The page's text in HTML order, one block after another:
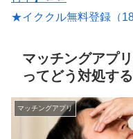
★イククル無料登録（18
恋愛マッチング ワクワ
マッチングアプ
ってどう対処す
マッチングアプリ